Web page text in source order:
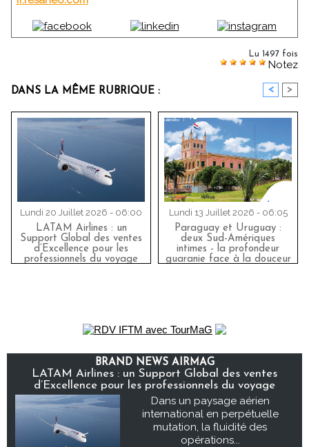
Lu 1497 fois
Notez
DANS LA MÊME RUBRIQUE : < >
Lundi 20 Juillet 2026 - 06:00
LATAM Airlines : un
Support Global des ventes
d’Excellence pour les
professionnels du voyage
Lundi 13 Juillet 2026 - 06:05
Paraguay et Uruguay :
deux Sud-Amériques
intimes - la profondeur
guaranie face à la douceur
BRAND NEWS AIRMAG
LATAM Airlines : un Support Global des ventes
d’Excellence pour les professionnels du voyage
Dans un paysage aérien
international en perpétuelle
mutation, la fluidité des
opérations...